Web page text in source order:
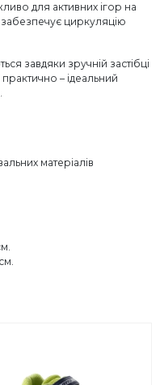
для активних ігор на
циркуляцію
завдяки зручній застібці
– ідеальний
матеріалів